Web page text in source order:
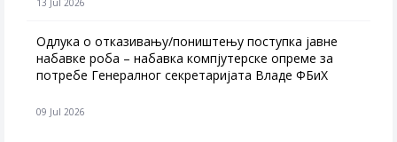
13 Jul 2026
Одлука о отказивању/поништењу поступка јавне
набавке роба – набавка компјутерске опреме за
потребе Генералног секретаријата Владе ФБиХ
09 Jul 2026